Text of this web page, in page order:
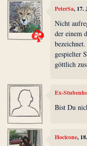
PeterSa, 17.
Nicht
der einem
gespielter
göttlich
Ex-
Bist Du
Hocicone,